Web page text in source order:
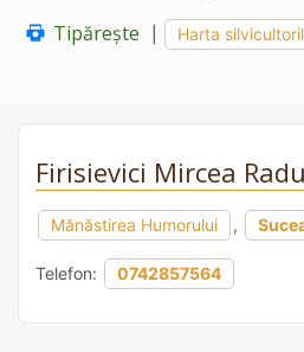
Tipărește Harta
Firisievici Mircea Radu
Mănăstirea Humorului ,
Telefon: 0742857564